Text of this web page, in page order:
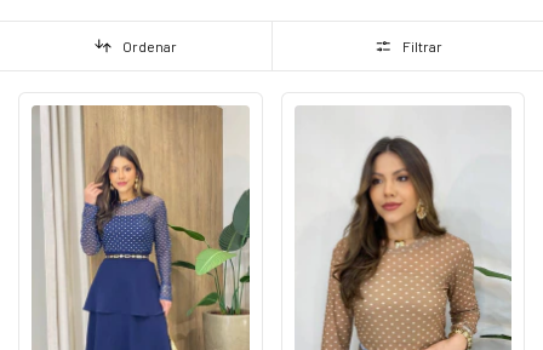
Ordenar Filtrar